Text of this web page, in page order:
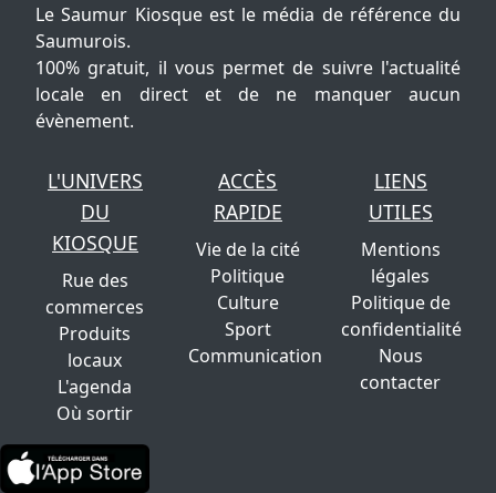
Le Saumur Kiosque est le média de référence du
Saumurois.
100% gratuit, il vous permet de suivre l'actualité
locale en direct et de ne manquer aucun
évènement.
L'UNIVERS
DU
KIOSQUE
Rue des
commerces
Produits
locaux
L'agenda
Où sortir
ACCÈS
RAPIDE
Vie de la cité
Politique
Culture
Sport
Communication
LIENS
UTILES
Mentions
légales
Politique de
confidentialité
Nous
contacter